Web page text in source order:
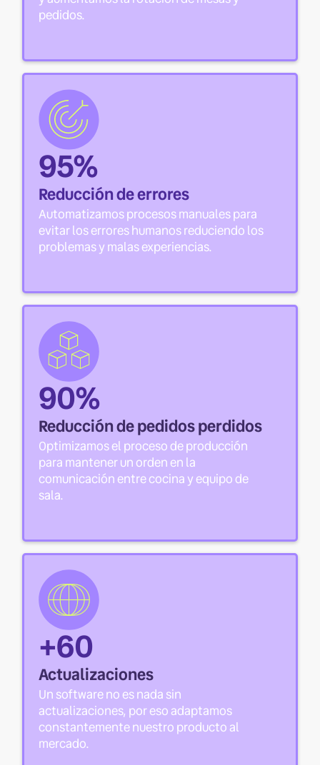
pedidos.
95%
Reducción de errores
Automatizamos procesos manuales para
evitar los errores humanos reduciendo los
problemas y malas experiencias.
90%
Reducción de pedidos perdidos
Optimizamos el proceso de producción
para mantener un orden en la
comunicación entre cocina y equipo de
sala.
+60
Actualizaciones
Un software no es nada sin
actualizaciones, por eso adaptamos
constantemente nuestro producto al
mercado.